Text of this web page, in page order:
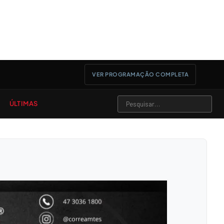
VER PROGRAMAÇÃO COMPLETA
ÚLTIMAS